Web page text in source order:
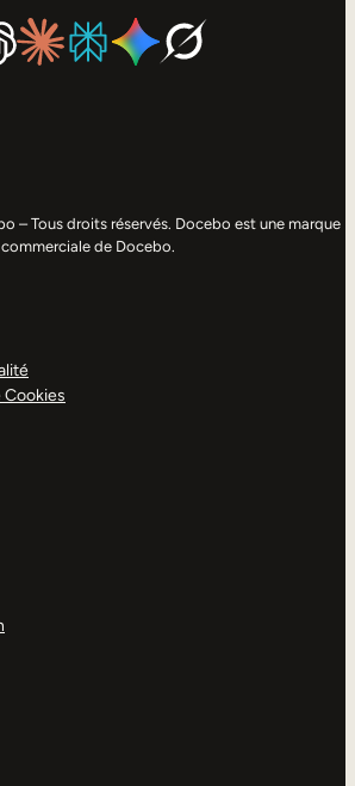
– Tous droits réservés. Docebo est une marque
de Docebo.
Cookies